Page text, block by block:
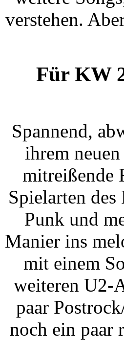
verstehen.
Für KW
Spannend,
ihrem
mitreißende
Spielarten
Punk und
Manier ins
mit einem
weiteren U2-
paar
noch ein paar